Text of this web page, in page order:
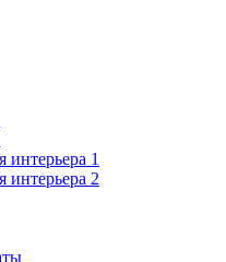
интерьера 1
интерьера 2